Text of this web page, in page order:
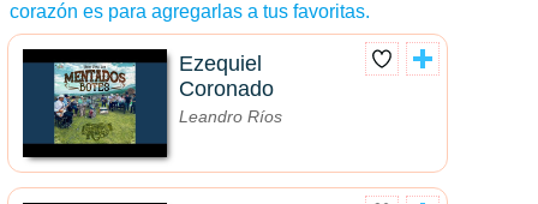
corazón es para agregarlas a tus favoritas.
Ezequiel
Coronado
Leandro Ríos